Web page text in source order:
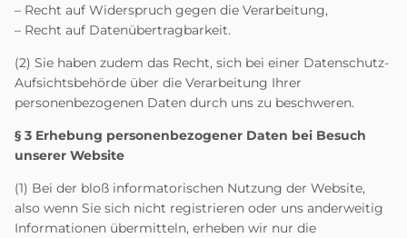
– Recht auf Widerspruch gegen die Verarbeitung,
– Recht auf Datenübertragbarkeit.
(2) Sie haben zudem das Recht, sich bei einer Datenschutz-
Aufsichtsbehörde über die Verarbeitung Ihrer
personenbezogenen Daten durch uns zu beschweren.
§ 3 Erhebung personenbezogener Daten bei Besuch
unserer Website
(1) Bei der bloß informatorischen Nutzung der Website,
also wenn Sie sich nicht registrieren oder uns anderweitig
Informationen übermitteln, erheben wir nur die